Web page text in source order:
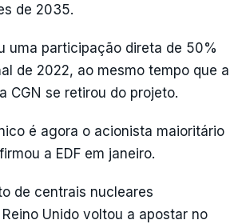
de 2035.
uma participação direta de 50%
de 2022, ao mesmo tempo que a
CGN se retirou do projeto.
é agora o acionista maioritário
a EDF em janeiro.
de centrais nucleares
Unido voltou a apostar no